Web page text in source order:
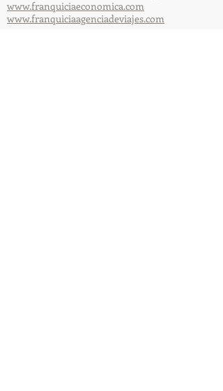
www.franquiciaeconomica.com
www.franquiciaagenciadeviajes.com